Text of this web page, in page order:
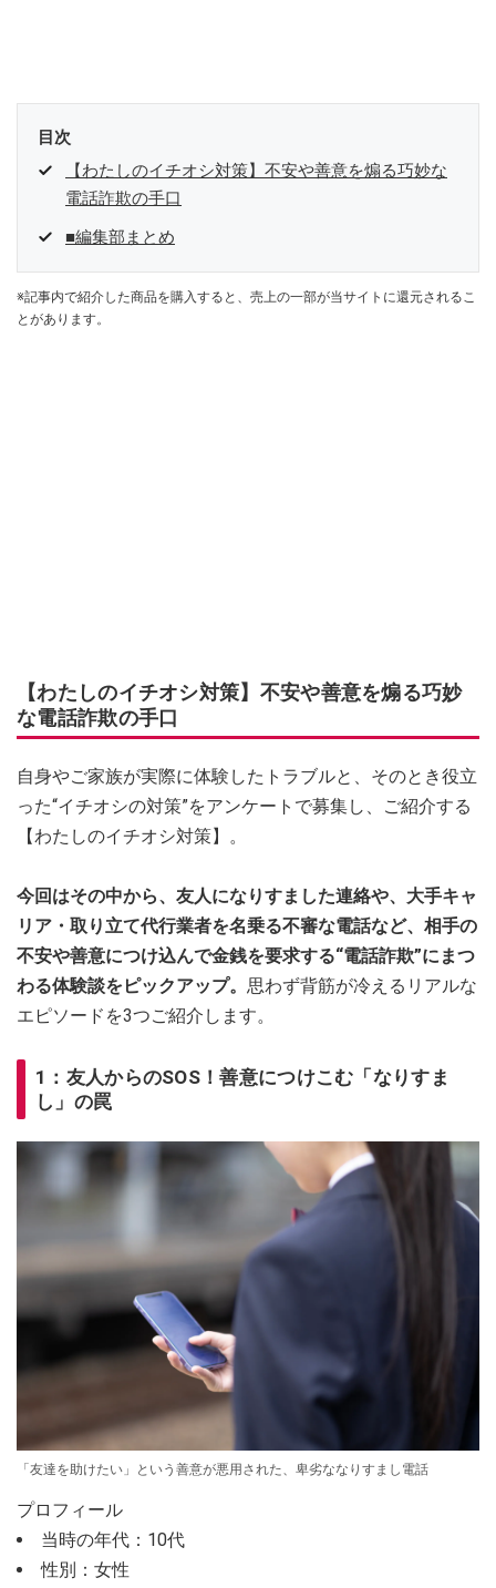
目次
【わたしのイチオシ対策】不安や善意を煽る巧妙な
電話詐欺の手口
■編集部まとめ
※記事内で紹介した商品を購入すると、売上の一部が当サイトに還元されるこ
とがあります。
【わたしのイチオシ対策】不安や善意を煽る巧妙
な電話詐欺の手口
自身やご家族が実際に体験したトラブルと、そのとき役立
った“イチオシの対策”をアンケートで募集し、ご紹介する
【わたしのイチオシ対策】。
今回はその中から、友人になりすました連絡や、大手キャ
リア・取り立て代行業者を名乗る不審な電話など、相手の
不安や善意につけ込んで金銭を要求する“電話詐欺”にまつ
わる体験談をピックアップ。 思わず背筋が冷えるリアルな
エピソードを3つご紹介します。
1：友人からのSOS！善意につけこむ「なりすま
し」の罠
「友達を助けたい」という善意が悪用された、卑劣ななりすまし電話
プロフィール
当時の年代：10代
性別：女性